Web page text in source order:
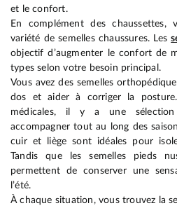
et le confort.
En complément des chaussettes,
variété de semelles chaussures. Les
objectif d’augmenter le confort de
types selon votre besoin principal.
Vous avez des semelles
dos et aider à corriger la
médicales, il y a une
accompagner tout au long des
cuir et liège sont idéales pour
Tandis que les semelles pieds
permettent de conserver une
l’été.
À chaque situation, vous trouvez la